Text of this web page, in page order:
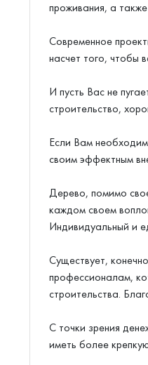
проживания, а
Современное
насчет того, чтобы
И пусть Вас не
строительство,
Если Вам
своим эффектным
Дерево, помимо
каждом своем
Индивидуальный и
Существует,
профессионалам,
строительства.
С точки зрения
иметь более